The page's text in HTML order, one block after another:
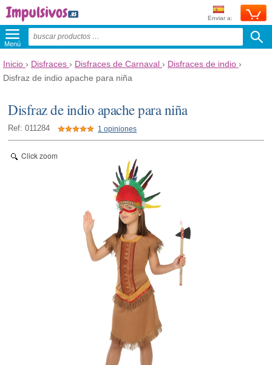
Enviar a:
Menú
Inicio › Disfraces › Disfraces de Carnaval › Disfraces de indio ›
Disfraz de indio apache para niña
Disfraz de indio apache para niña
Ref: 011284 1 opiniones
Click zoom